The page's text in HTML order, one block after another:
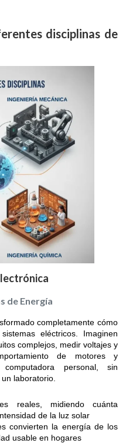
disciplinas de
de Energía
completamente cómo
eléctricos. Imaginen
complejos, medir voltajes y
de motores y
personal, sin
laboratorio.
reales, midiendo cuánta
de la luz solar
convierten la energía de los
usable en hogares